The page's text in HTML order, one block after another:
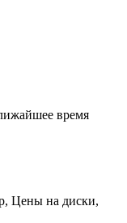
время
Цены на диски,